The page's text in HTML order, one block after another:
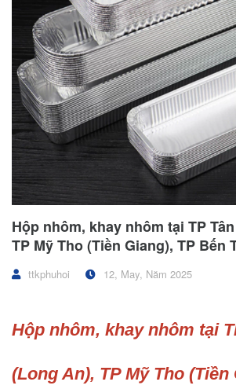
Hộp nhôm, khay nhôm tại TP
TP Mỹ Tho (Tiền Giang), TP Bến
ttkphuhoi 12, May, Năm 2025
Hộp nhôm, khay nhôm tại
(Long An), TP Mỹ Tho (Tiền